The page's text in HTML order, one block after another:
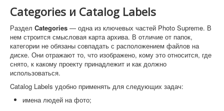
Categories и Catalog Labels
Раздел Categories — одна из ключевых частей Photo Supreme. В
нем строится смысловая карта архива. В отличие от папок,
категории не обязаны совпадать с расположением файлов на
диске. Они отражают то, что изображено, кому это относится, где
снято, к какому проекту принадлежит и как должно
использоваться.
Catalog Labels удобно применять для следующих задач:
имена людей на фото;